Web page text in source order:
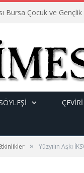
Bursa Çocuk ve
» Yüzyılın Aşkı